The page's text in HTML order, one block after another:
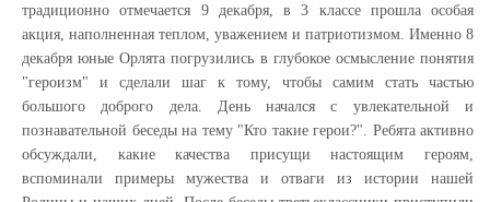
традиционно отмечается 9 декабря, в 3 классе прошла особая
акция, наполненная теплом, уважением и патриотизмом. Именно 8
декабря юные Орлята погрузились в глубокое осмысление понятия
"героизм" и сделали шаг к тому, чтобы самим стать частью
большого доброго дела. День начался с увлекательной и
познавательной беседы на тему "Кто такие герои?". Ребята активно
обсуждали, какие качества присущи настоящим героям,
вспоминали примеры мужества и отваги из истории нашей